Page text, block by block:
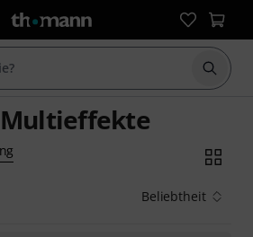
Suche
Beliebtheit